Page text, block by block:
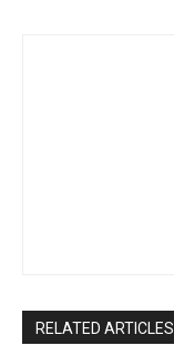
RELATED ARTICLES